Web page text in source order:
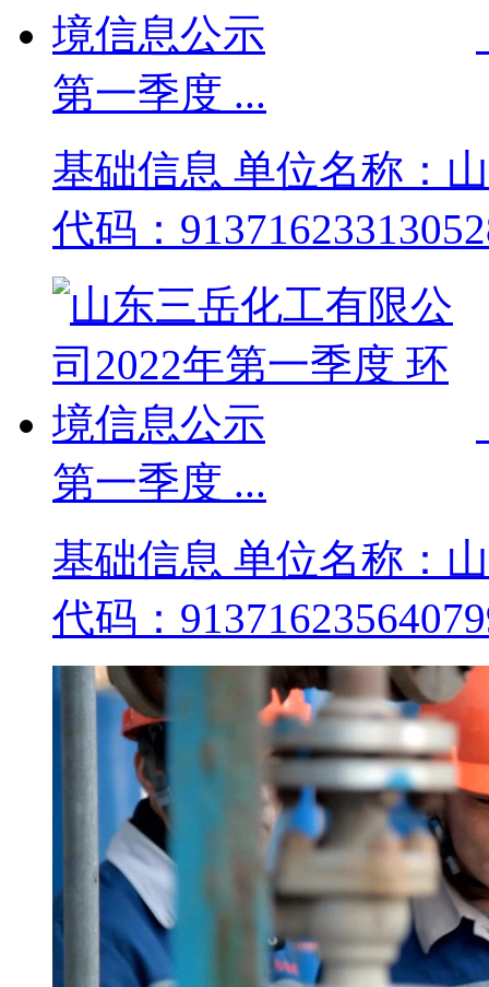
第一季度 ...
基础信息 单位名称：
代码：
第一季度 ...
基础信息 单位名称：
代码：